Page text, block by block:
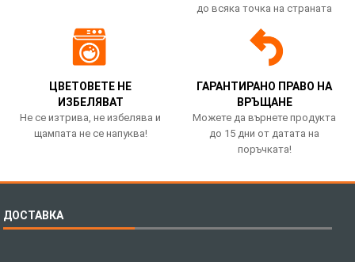
до всяка точка на страната
ЦВЕТОВЕТЕ НЕ
ИЗБЕЛЯВАТ
Не се изтрива, не избелява и
щампата не се напуква!
ГАРАНТИРАНО ПРАВО НА
ВРЪЩАНЕ
Можете да върнете продукта
до 15 дни от датата на
поръчката!
ДОСТАВКА